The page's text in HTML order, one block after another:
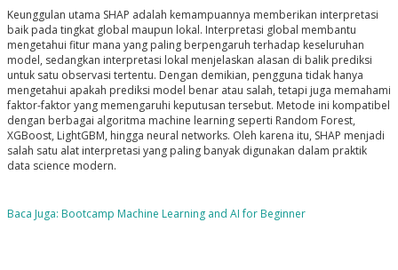
Keunggulan utama SHAP adalah kemampuannya memberikan interpretasi
baik pada tingkat global maupun lokal. Interpretasi global membantu
mengetahui fitur mana yang paling berpengaruh terhadap keseluruhan
model, sedangkan interpretasi lokal menjelaskan alasan di balik prediksi
untuk satu observasi tertentu. Dengan demikian, pengguna tidak hanya
mengetahui apakah prediksi model benar atau salah, tetapi juga memahami
faktor-faktor yang memengaruhi keputusan tersebut. Metode ini kompatibel
dengan berbagai algoritma machine learning seperti Random Forest,
XGBoost, LightGBM, hingga neural networks. Oleh karena itu, SHAP menjadi
salah satu alat interpretasi yang paling banyak digunakan dalam praktik
data science modern.
Baca Juga: Bootcamp Machine Learning and AI for Beginner